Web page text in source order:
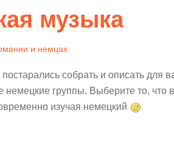
музыка
и немцах
собрать и описать для
немецкие группы. Выберите то, что
изучая немецкий